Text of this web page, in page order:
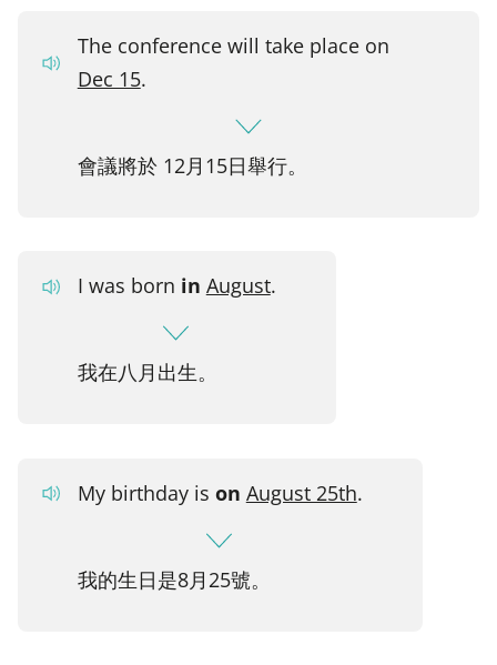
The conference will take place on
Dec 15.
會議將於 12月15日舉行。
I was born in August.
我在八月出生。
My birthday is on August 25th.
我的生日是8月25號。